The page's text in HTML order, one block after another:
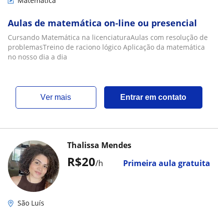
Aulas de matemática on-line ou presencial
Cursando Matemática na licenciaturaAulas com resolução de
problemasTreino de raciono lógico Aplicação da matemática
no nosso dia a dia
ver mais Entrar em contato
R$20/h Primeira aula gratuita
Thalissa Mendes
São Luís